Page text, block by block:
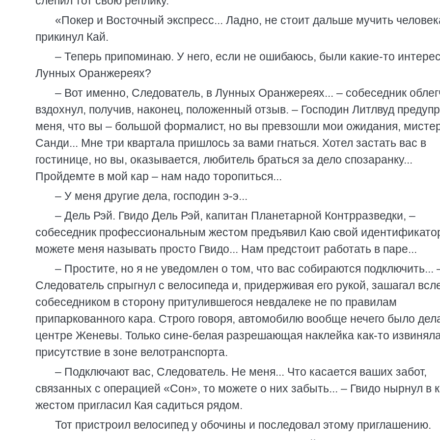
«Покер и Восточный экспресс... Ладно, не стоит дальше мучить
прикинул Кай.
– Теперь припоминаю. У него, если не ошибаюсь, были какие-то
Лунных Оранжереях?
– Вот именно, Следователь, в Лунных Оранжереях... – собеседник
вздохнул, получив, наконец, положенный отзыв. – Господин Литлвуд
меня, что вы – большой формалист, но вы превзошли мои ожидания,
Санди... Мне три квартала пришлось за вами гнаться. Хотел застать вас в
гостинице, но вы, оказывается, любитель браться за дело спозаранку...
Пройдемте в мой кар – нам надо торопиться...
– У меня другие дела, господин э-э...
– Дель Рэй. Гвидо Дель Рэй, капитан Планетарной Контрразведки, –
собеседник профессиональным жестом предъявил Каю свой
можете меня называть просто Гвидо... Нам предстоит работать в паре...
– Простите, но я не уведомлен о том, что вас собираются подключить...
Следователь спрыгнул с велосипеда и, придерживая его рукой, зашагал
собеседником в сторону притулившегося невдалеке не по правилам
припаркованного кара. Строго говоря, автомобилю вообще нечего было
центре Женевы. Только сине-белая разрешающая наклейка как-то
присутствие в зоне велотранспорта.
– Подключают вас, Следователь. Не меня... Что касается ваших забот,
связанных с операцией «Сон», то можете о них забыть... – Гвидо нырнул в
жестом пригласил Кая садиться рядом.
Тот пристроил велосипед у обочины и последовал этому приглашению.